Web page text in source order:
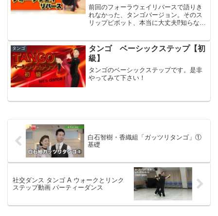
説✨》
前回のフォーラウェイリバースで語りき
れなかった、タンゴバージョン。そのス
リップピボット、本当に大丈夫⁉︎知らなか
ワークも「一歩ずつ」完全解剖✨え
っ！？スィングダンスとこ...
タンゴ
タンゴ ベーシックステップ【初
級】
タンゴのベーシックステップです。是非
やってみて下さい！
白石智樹・香織組「ガッツリタンゴ」①
基礎
社交ダンス タンゴ A ウォークとリンク
ステップ動画 パーティーダンス